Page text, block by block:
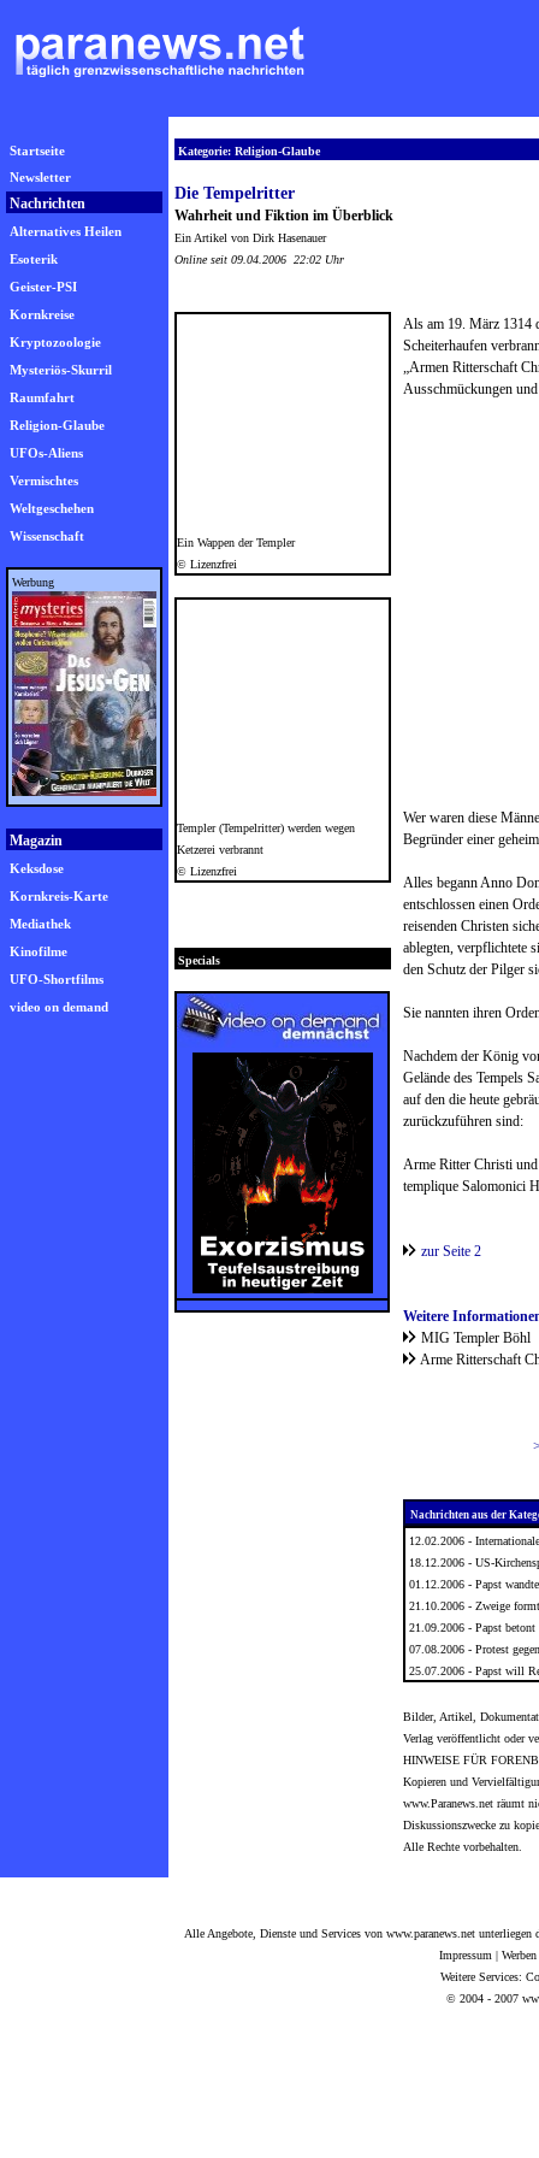
Startseite
Newsletter
Nachrichten
Alternatives Heilen
Esoterik
Geister-PSI
Kornkreise
Kryptozoologie
Mysteriös-Skurril
Raumfahrt
Religion-Glaube
UFOs-Aliens
Vermischtes
Weltgeschehen
Wissenschaft
Werbung
Magazin
Keksdose
Kornkreis-Karte
Mediathek
Kinofilme
UFO-Shortfilms
video on demand
Kategorie: Religion-Glaube
Die Tempelritter
Wahrheit und Fiktion im Überblick
Ein Artikel von Dirk Hasenauer
Online seit 09.04.2006 22:02 Uhr
Ein Wappen der Templer
© Lizenzfrei
Templer (Tempelritter) werden wegen
Ketzerei verbrannt
© Lizenzfrei
Specials
Als am 19. März 1314
Scheiterhaufen
„Armen Ritterschaft
Ausschmückungen
Wer waren diese
Begründer einer
Alles begann Anno
entschlossen einen
reisenden Christen
ablegten, verpflichtete
den Schutz der Pilger
Sie nannten ihren
Nachdem der König
Gelände des Tempels
auf den die heute
zurückzuführen sind:
Arme Ritter Christi und
templique Salomonici
zur Seite 2
Weitere
MIG Templer Böhl
Arme Ritterschaft
Nachrichten aus der
12.02.2006 -
18.12.2006 - US-
01.12.2006 - Papst
21.10.2006 - Zweige
21.09.2006 - Papst
07.08.2006 - Protest
25.07.2006 - Papst will
Bilder, Artikel,
Verlag veröffentlicht oder
HINWEISE FÜR
Kopieren und
www.Paranews.net räumt
Diskussionszwecke zu
Alle Rechte vorbehalten.
Alle Angebote, Dienste und Services von www.paranews.net
Impressum |
Weitere Services:
© 2004 - 2007